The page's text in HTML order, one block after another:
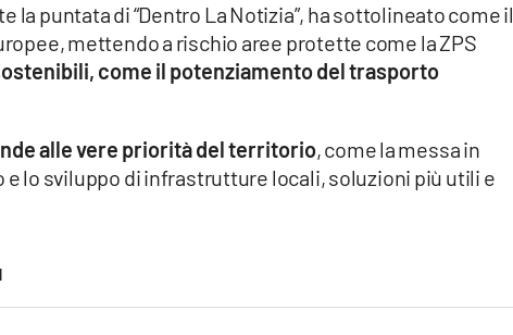
la puntata di “Dentro La Notizia”, ha sottolineato come il
mettendo a rischio aree protette come la ZPS
come il potenziamento del trasporto
alle vere priorità del territorio, come la messa in
lo sviluppo di infrastrutture locali, soluzioni più utili e